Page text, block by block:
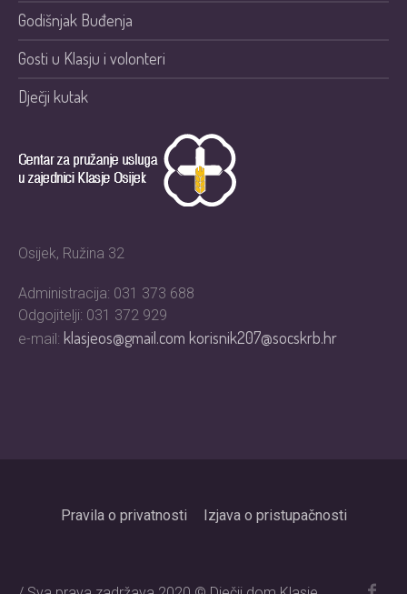
Godišnjak Buđenja
Gosti u Klasju i volonteri
Dječji kutak
Osijek, Ružina 32
Administracija: 031 373 688
Odgojitelji: 031 372 929
e-mail: klasjeos@gmail.comkorisnik207@socskrb.hr
Pravila o privatnosti Izjava o pristupačnosti